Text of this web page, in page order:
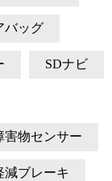
バッグ
SDナビ
害物センサー
減ブレーキ